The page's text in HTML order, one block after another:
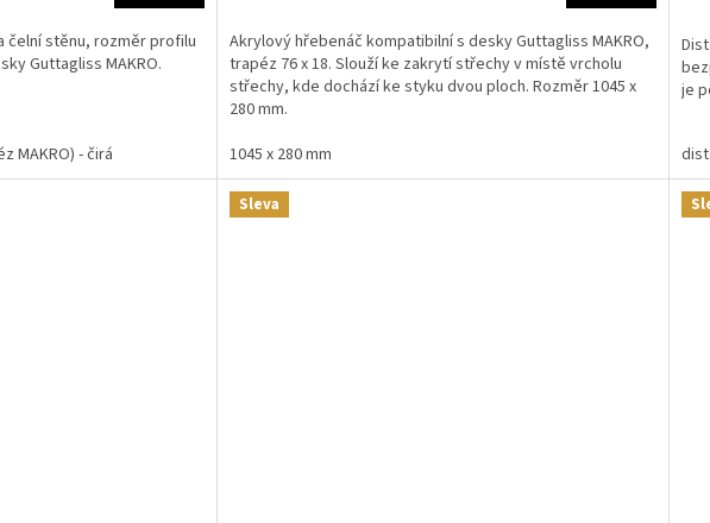
čelní stěnu, rozměr profilu
Guttagliss MAKRO.
MAKRO) - čirá
Akrylový hřebenáč kompatibilní s desky Guttagliss MAKRO,
trapéz 76 x 18. Slouží ke zakrytí střechy v místě vrcholu
střechy, kde dochází ke styku dvou ploch. Rozměr 1045 x
280 mm.
1045 x 280 mm
je
Sleva